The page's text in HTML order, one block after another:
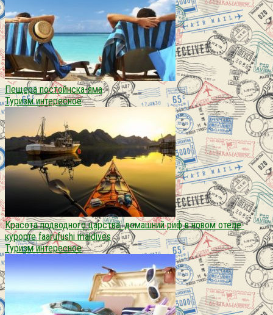
Пещера постойнска-яма
Туризм интересное
Красота подводного царства: домашний риф в новом отеле-
курорте faarufushi maldives
Туризм интересное